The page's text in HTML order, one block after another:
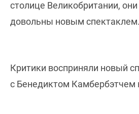
столице Великобритании,
довольны новым спектаклем.
Критики восприняли новый
с Бенедиктом Камбербэтчем